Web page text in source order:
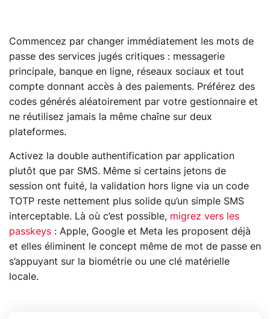
Commencez par changer immédiatement les mots de
passe des services jugés critiques : messagerie
principale, banque en ligne, réseaux sociaux et tout
compte donnant accès à des paiements. Préférez des
codes générés aléatoirement par votre gestionnaire et
ne réutilisez jamais la même chaîne sur deux
plateformes.
Activez la double authentification par application
plutôt que par SMS. Même si certains jetons de
session ont fuité, la validation hors ligne via un code
TOTP reste nettement plus solide qu’un simple SMS
interceptable. Là où c’est possible, migrez vers les
passkeys : Apple, Google et Meta les proposent déjà
et elles éliminent le concept même de mot de passe en
s’appuyant sur la biométrie ou une clé matérielle
locale.